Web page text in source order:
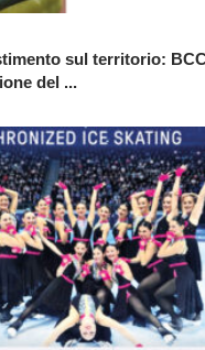
sul territorio:
del ...